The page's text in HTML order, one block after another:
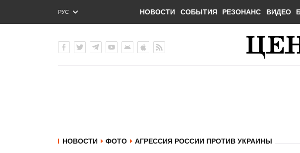
РУС
ENG
НОВОСТИ СОБЫТИЯ РЕЗОНАНС ВИДЕО
НОВОСТИ ФОТО АГРЕССИЯ РОССИИ ПРОТИВ УКРАИНЫ